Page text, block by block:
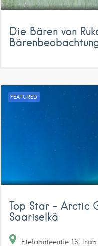
Die Bären von
FEATURED
Top Star – Arctic
Saariselkä
Etelärinteentie 16 Inari